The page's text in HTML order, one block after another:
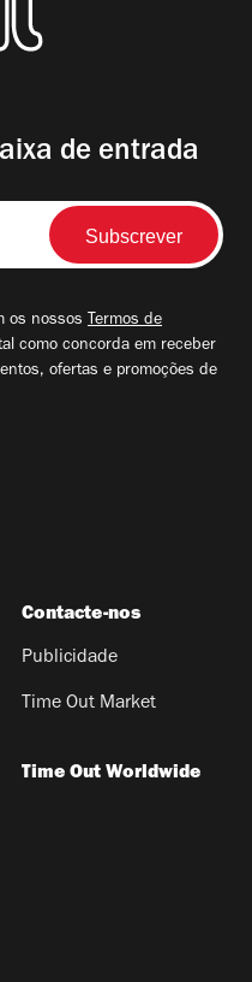
de entrada
os nossos Termos de
como concorda em receber
ofertas e promoções de
Contacte-nos
Publicidade
Time Out Market
Time Out Worldwide